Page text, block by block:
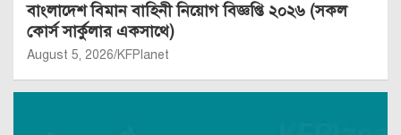
বাংলাদেশ বিমান বাহিনী নিয়োগ বিজ্ঞপ্তি ২০২৬ (সকল
কোর্স সার্কুলার একসাথে)
August 5, 2026 KFPlanet